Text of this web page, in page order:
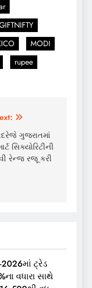
MODI
rupee
ગુજરાતમાં
સિક્યોરિટીની
રેન્જ રજૂ કરી
ટ્રેડ
વધારા સાથે